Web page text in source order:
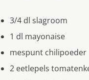
3/4 dl slagroom
1 dl mayonaise
mespunt chilipoeder
2 eetlepels